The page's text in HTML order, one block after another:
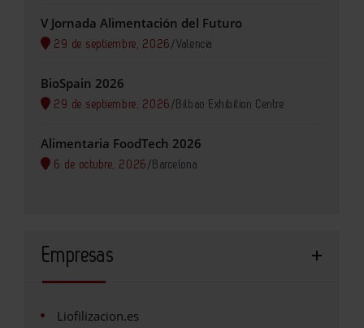
V Jornada Alimentación del Futuro
29 de septiembre, 2026 /Valencia
BioSpain 2026
29 de septiembre, 2026 / Bilbao Exhibition Centre
Alimentaria FoodTech 2026
6 de octubre, 2026 / Barcelona
Empresas
Liofilizacion.es